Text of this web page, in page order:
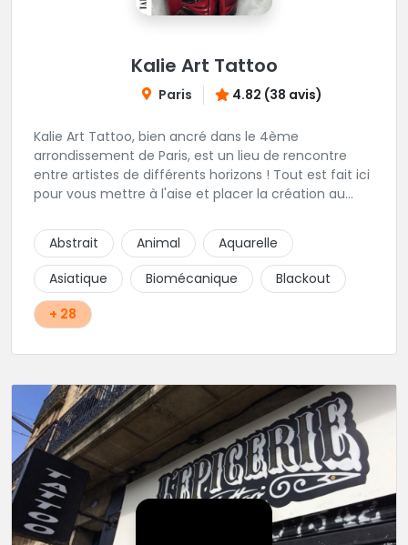
Kalie Art Tattoo
Paris 4.82 (38 avis)
Kalie Art Tattoo, bien ancré dans le 4ème
arrondissement de Paris, est un lieu de rencontre
entre artistes de différents horizons ! Tout est fait ici
pour vous mettre à l'aise et placer la création au
Abstrait
Animal
Aquarelle
Asiatique
Biomécanique
Blackout
+ 28